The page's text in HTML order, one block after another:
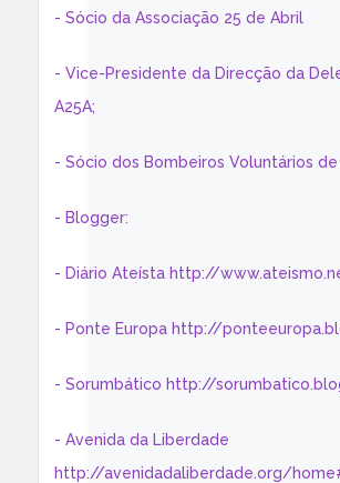
- Sócio da Associação 25 de Abril
- Vice-Presidente da Direcção da
A25A;
- Sócio dos Bombeiros Voluntários
- Blogger:
- Diário Ateísta http://
- Ponte Europa http://
- Sorumbático http://
- Avenida da Liberdade
http://avenidadaliberdade.org/